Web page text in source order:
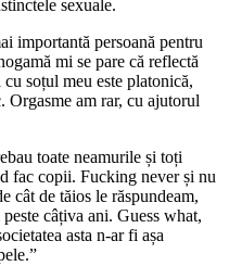
sexuale.
importantă persoană pentru
mi se pare că reflectă
soțul meu este platonică,
am rar, cu ajutorul
toate neamurile și toți
fac copii. Fucking never și nu
cât de tăios le răspundeam,
câțiva ani. Guess what,
asta n-ar fi așa